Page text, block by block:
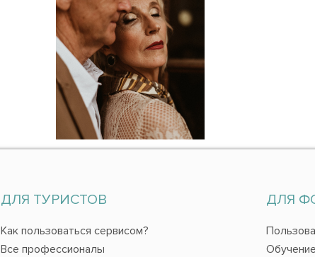
ДЛЯ ТУРИСТОВ
Как пользоваться сервисом?
Все профессионалы
ДЛЯ
Обучение